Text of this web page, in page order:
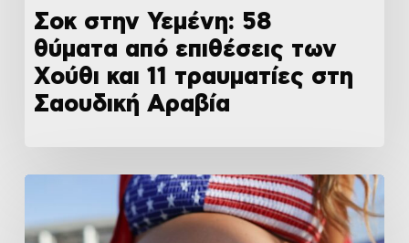
Σοκ στην Υεμένη: 58
θύματα από επιθέσεις των
Χούθι και 11 τραυματίες στη
Σαουδική Αραβία